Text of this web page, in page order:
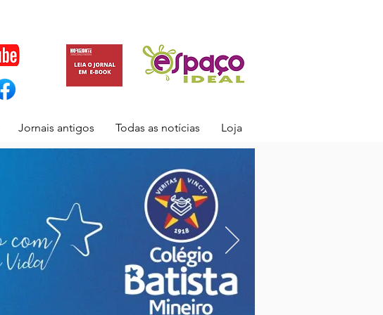
Jornais antigos Todas as notícias Loja